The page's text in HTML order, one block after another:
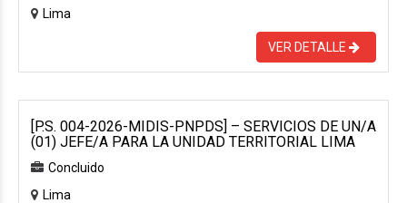
Lima
VER DETALLE
[P.S. 004-2026-MIDIS-PNPDS] – SERVICIOS DE UN/A
(01) JEFE/A PARA LA UNIDAD TERRITORIAL LIMA
Concluido
Lima